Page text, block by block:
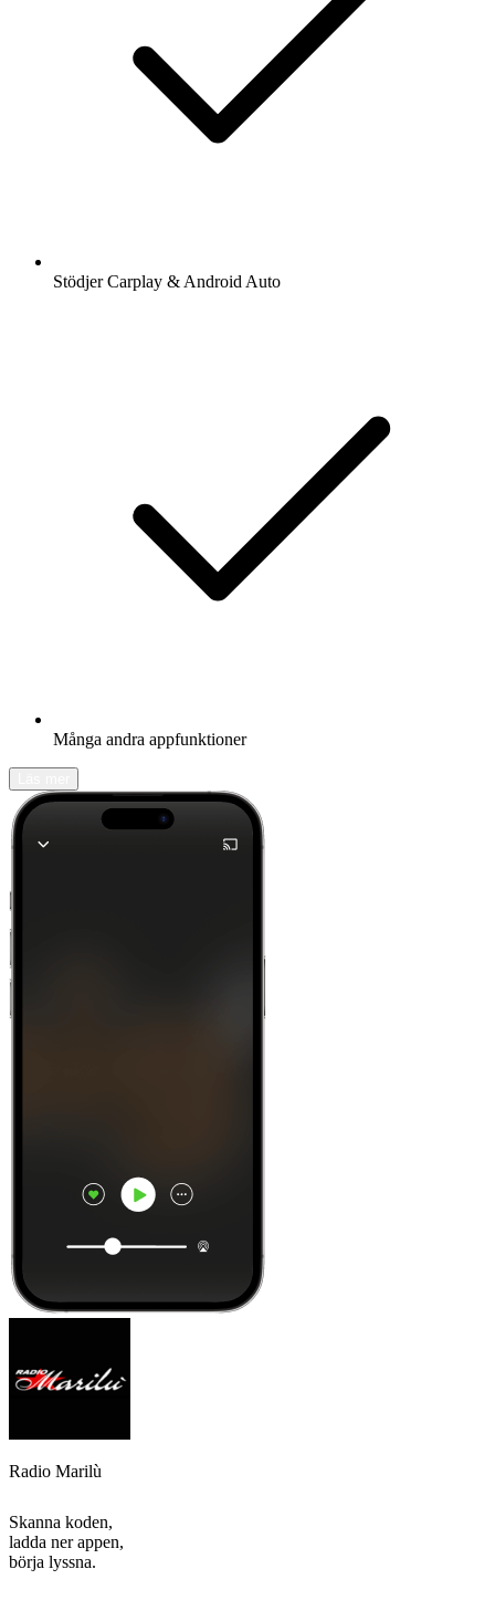
Stödjer Carplay & Android Auto
Många andra appfunktioner
Radio Marilù
Skanna koden,
ladda ner appen,
börja lyssna.